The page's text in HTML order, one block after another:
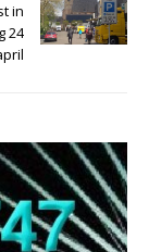
in
24